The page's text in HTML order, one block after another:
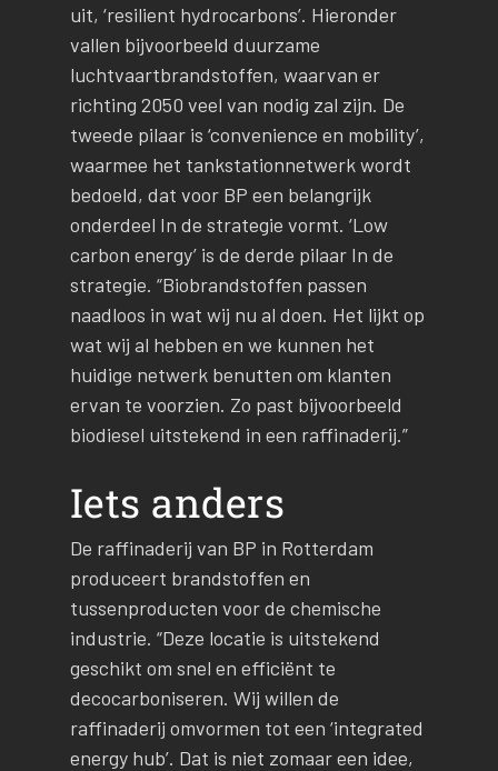
uit, ‘resilient hydrocarbons’. Hieronder
vallen bijvoorbeeld duurzame
luchtvaartbrandstoffen, waarvan er
richting 2050 veel van nodig zal zijn. De
tweede pilaar is ‘convenience en mobility’,
waarmee het tankstationnetwerk wordt
bedoeld, dat voor BP een belangrijk
onderdeel In de strategie vormt. ‘Low
carbon energy’ is de derde pilaar In de
strategie. “Biobrandstoffen passen
naadloos in wat wij nu al doen. Het lijkt op
wat wij al hebben en we kunnen het
huidige netwerk benutten om klanten
ervan te voorzien. Zo past bijvoorbeeld
biodiesel uitstekend in een raffinaderij.”
Iets anders
De raffinaderij van BP in Rotterdam
produceert brandstoffen en
tussenproducten voor de chemische
industrie. “Deze locatie is uitstekend
geschikt om snel en efficiënt te
decocarboniseren. Wij willen de
raffinaderij omvormen tot een ‘integrated
energy hub’. Dat is niet zomaar een idee,